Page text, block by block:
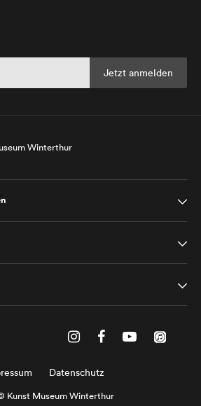
Winterthur
Datenschutz
Kunst Museum Winterthur